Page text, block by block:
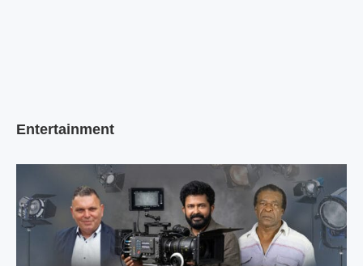
Entertainment